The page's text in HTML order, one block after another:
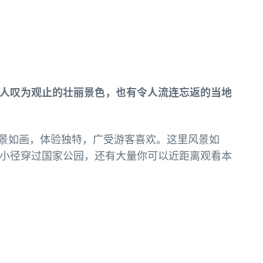
为观止的壮丽景色，也有令人流连忘返的当地
如画，体验独特，广受游客喜欢。这里风景如
径穿过国家公园，还有大量你可以近距离观看本